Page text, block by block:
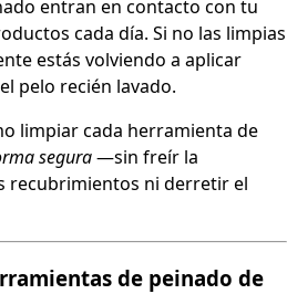
entran en contacto con tu
cada día. Si no las limpias
estás volviendo a aplicar
pelo recién lavado.
limpiar cada herramienta de
segura—sin freír la
recubrimientos ni derretir el
de peinado de